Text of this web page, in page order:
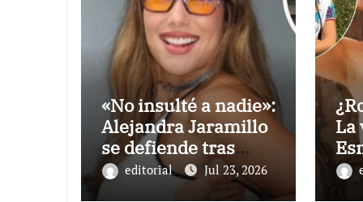
«No insulté a nadie»:
Alejandra Jaramillo
se defiende tras
quedar fuera de la
TV por burlas a la
editorial Jul 23, 2026
La